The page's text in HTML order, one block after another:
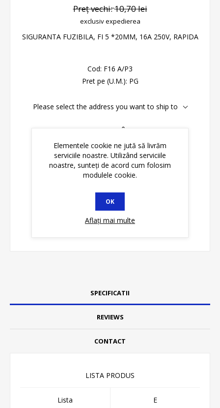
Preț vechi:10,70 lei
exclusivexpedierea
SIGURANTA FUZIBILA, FI 5 *20MM, 16A 250V, RAPIDA
Cod: F16 A/P3
Pret pe (U.M.): PG
Please select the address you want to ship to
În stoc
ADAUGĂ ȊN COŞ
SPECIFICATII
REVIEWS
CONTACT
LISTA PRODUS
Lista E
Elementele cookie ne jută să livrăm
serviciile noastre. Utilizând serviciile
noastre, sunteți de acord cum folosim
modulele cookie.
OK
Aflați mai multe